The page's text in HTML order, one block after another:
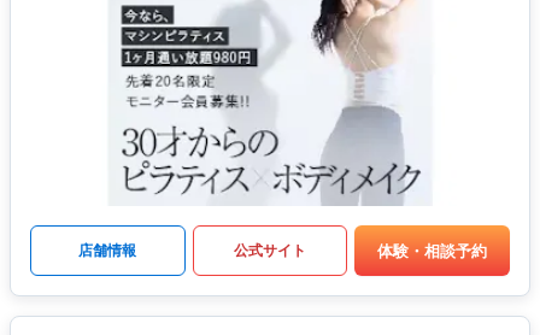
店舗情報 公式サイト 体験・相談予約